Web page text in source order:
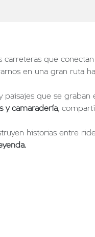
carreteras que conectan
en una gran ruta
que se graban
y camaradería,
historias entre